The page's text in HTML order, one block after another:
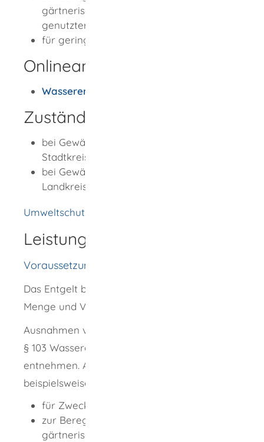
gärtnerisch und forstwirtschaftlich
genutzter Flächen
für geringfügige Benutzungen.
Onlineantrag und Formulare
Wasserentnahme erklären
Zuständige Stelle
bei Gewässerbenutzungen in einem
Stadtkreis: die Stadtverwaltung
bei Gewässerbenutzungen in einem
Landkreis: das Landratsamt
Umweltschutzamt [Landratsamt Rottweil]
Leistungsdetails
Voraussetzungen
Das Entgelt bemisst sich nach Herkunft,
Menge und Verwendungszweck des Wassers.
Ausnahmen von der Entgeltpflicht können Sie
§ 103 Wassergesetz für Baden-Württemberg
entnehmen. Ausnahmen können
beispielsweise sein die Benutzung von Wasser
für Zwecke der Fischerei
zur Beregnung landwirtschaftlich,
gärtnerisch und forstwirtschaftlich